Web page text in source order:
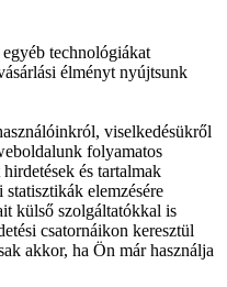
technológiákat
élményt nyújtsunk
viselkedésükről
folyamatos
és tartalmak
elemzésére
külső szolgáltatókkal is
csatornáikon keresztül
akkor, ha Ön már használja